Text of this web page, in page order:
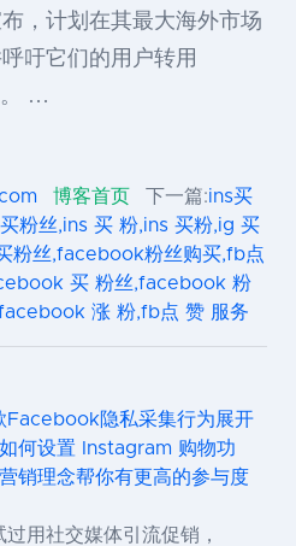
，计划在其最大海外市场
吁它们的用户转用
。 …
博客首页 下一篇:ins买
粉丝,ins 买 粉,ins 买粉,ig 买
粉丝,facebook粉丝购买,fb点
买 粉丝,facebook 粉
涨 粉,fb点 赞 服务
Facebook隐私采集行为展开
何设置 Instagram 购物功
销理念帮你有更高的参与度
用社交媒体引流促销，